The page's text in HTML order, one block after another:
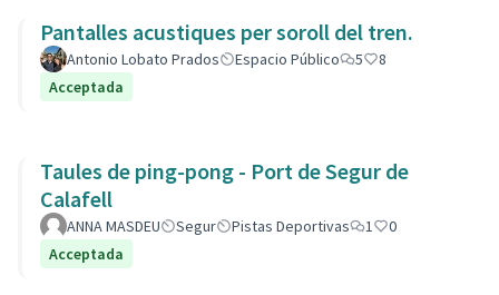
Pantalles acustiques per soroll del tren.
Antonio Lobato Prados Espacio Público 5
8
Acceptada
Taules de ping-pong - Port de Segur de
Calafell
ANNA MASDEU Segur Pistas Deportivas 1
0
Acceptada